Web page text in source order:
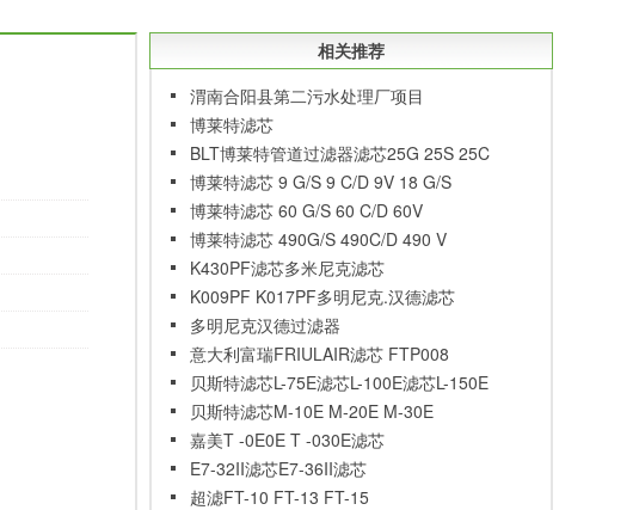
相关推荐
渭南合阳县第二污水处理厂项目
博莱特滤芯
BLT博莱特管道过滤器滤芯25G 25S 25C
25D
博莱特滤芯 9 G/S 9 C/D 9V 18 G/S
博莱特滤芯 60 G/S 60 C/D 60V
博莱特滤芯 490G/S 490C/D 490 V
K430PF滤芯多米尼克滤芯
K009PF K017PF多明尼克.汉德滤芯
多明尼克汉德过滤器
AO050IBFXIBFIJBFXJBFI
意大利富瑞FRIULAIR滤芯 FTP008
贝斯特滤芯L-75E滤芯L-100E滤芯L-150E
滤芯
贝斯特滤芯M-10E M-20E M-30E
嘉美T -0E0E T -030E滤芯
E7-32II滤芯E7-36II滤芯
超滤FT-10 FT-13 FT-15